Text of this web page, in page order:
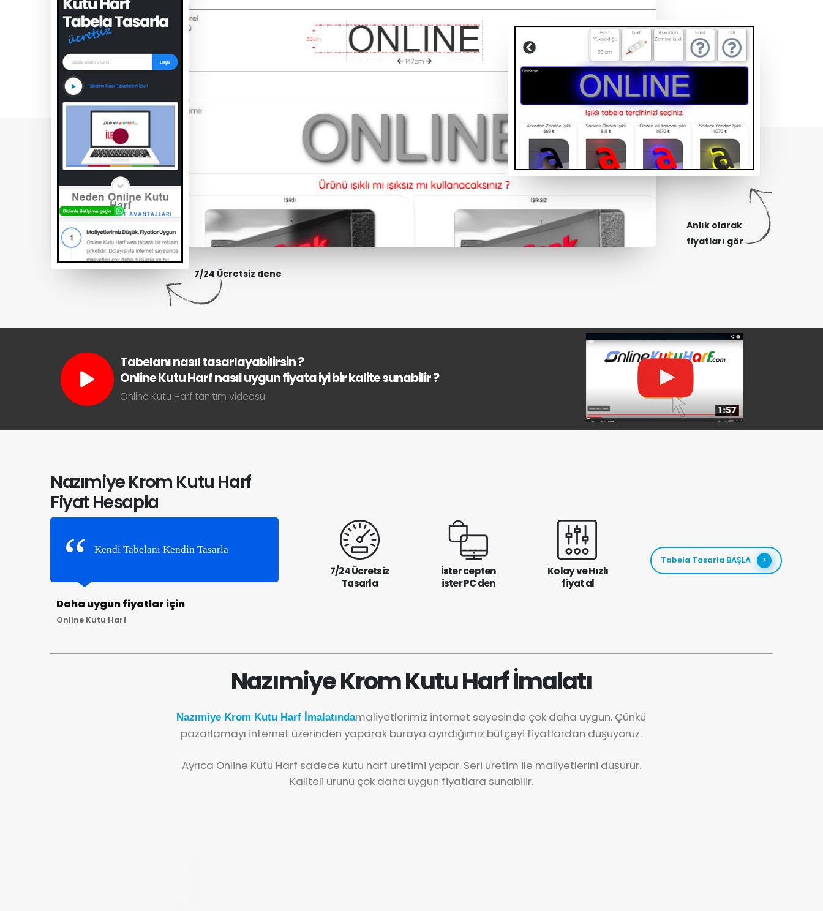
7/24 Ücretsiz dene
Anlık olarak
fiyatları gör
Tabelanı nasıl tasarlayabilirsin ?
Online Kutu Harf nasıl uygun fiyata iyi bir kalite sunabilir ?
Online Kutu Harf tanıtım videosu
Nazımiye Krom Kutu Harf
Fiyat Hesapla
Kendi Tabelanı Kendin Tasarla
Daha uygun fiyatlar için
Online Kutu Harf
7/24 Ücretsiz
Tasarla
İster cepten
ister PC den
Kolay ve Hızlı
fiyat al
Tabela Tasarla BAŞLA
Nazımiye Krom Kutu Harf İmalatı
Nazımiye Krom Kutu Harf İmalatındamaliyetlerimiz internet sayesinde çok daha uygun. Çünkü
pazarlamayı internet üzerinden yaparak buraya ayırdığımız bütçeyi fiyatlardan düşüyoruz.
Ayrıca Online Kutu Harf sadece kutu harf üretimi yapar. Seri üretim ile maliyetlerini düşürür.
Kaliteli ürünü çok daha uygun fiyatlara sunabilir.